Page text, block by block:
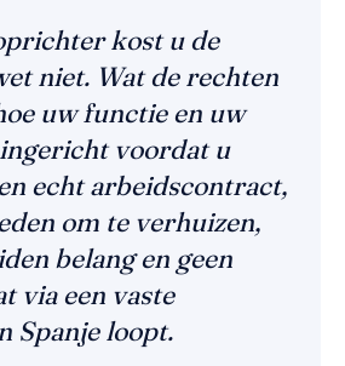
kost u de
niet. Wat de rechten
uw functie en uw
voordat u
echt arbeidscontract,
om te verhuizen,
belang en geen
via een vaste
Spanje loopt.